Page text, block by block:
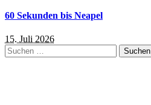
60 Sekunden bis Neapel
15. Juli 2026
Suchen
nach: